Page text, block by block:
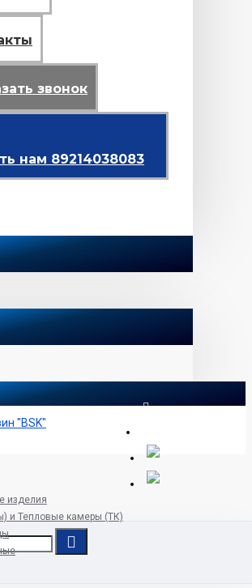
звонок
нам 89214038083
изделия
и Тепловые камеры (ТК)